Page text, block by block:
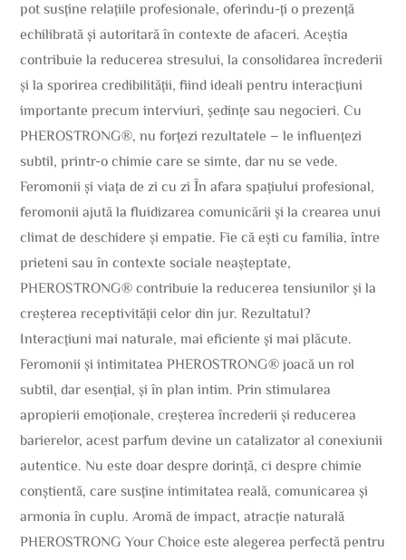
pot susține relațiile profesionale, oferindu-ți o prezență
echilibrată și autoritară în contexte de afaceri. Aceștia
contribuie la reducerea stresului, la consolidarea încrederii
și la sporirea credibilității, fiind ideali pentru interacțiuni
importante precum interviuri, ședințe sau negocieri. Cu
PHEROSTRONG®, nu forțezi rezultatele – le influențezi
subtil, printr-o chimie care se simte, dar nu se vede.
Feromonii și viața de zi cu zi În afara spațiului profesional,
feromonii ajută la fluidizarea comunicării și la crearea unui
climat de deschidere și empatie. Fie că ești cu familia, între
prieteni sau în contexte sociale neașteptate,
PHEROSTRONG® contribuie la reducerea tensiunilor și la
creșterea receptivității celor din jur. Rezultatul?
Interacțiuni mai naturale, mai eficiente și mai plăcute.
Feromonii și intimitatea PHEROSTRONG® joacă un rol
subtil, dar esențial, și în plan intim. Prin stimularea
apropierii emoționale, creșterea încrederii și reducerea
barierelor, acest parfum devine un catalizator al conexiunii
autentice. Nu este doar despre dorință, ci despre chimie
conștientă, care susține intimitatea reală, comunicarea și
armonia în cuplu. Aromă de impact, atracție naturală
PHEROSTRONG Your Choice este alegerea perfectă pentru